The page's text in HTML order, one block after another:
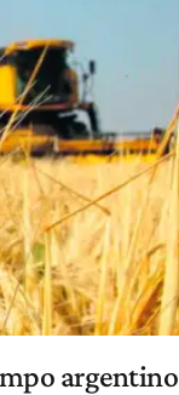
argentino